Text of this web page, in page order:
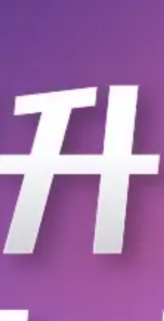
抄图联盟
PCB设计
电子元器件